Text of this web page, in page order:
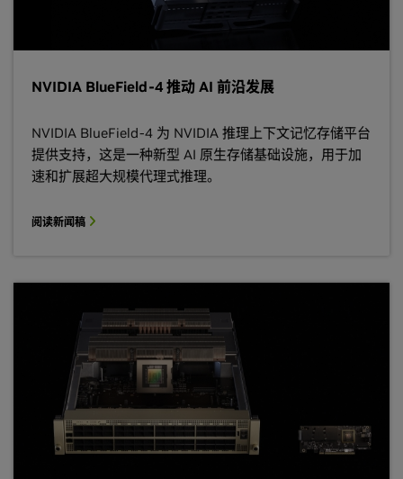
NVIDIA BlueField-4 推动 AI 前沿发展
NVIDIA BlueField-4 为 NVIDIA 推理上下文记忆存储平台
提供支持，这是一种新型 AI 原生存储基础设施，用于加
速和扩展超大规模代理式推理。
阅读新闻稿